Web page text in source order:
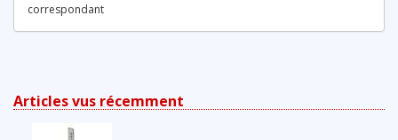
correspondant
Articles vus récemment